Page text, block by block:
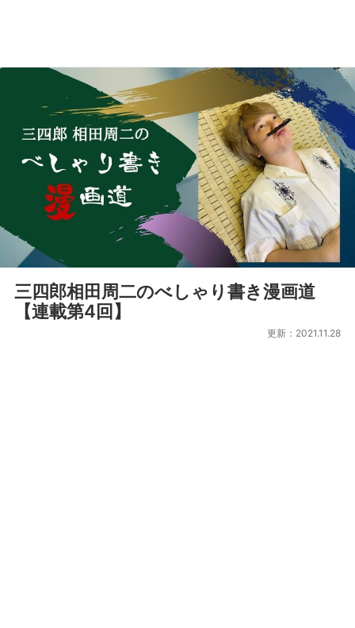
三四郎相田周二のべしゃり書き漫画道
【連載第4回】
更新：2021.11.28